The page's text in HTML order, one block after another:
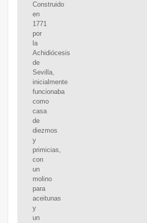
Construido
en
1771
por
la
Achidiócesis
de
Sevilla,
inicialmente
funcionaba
como
casa
de
diezmos
y
primicias,
con
un
molino
para
aceitunas
y
un